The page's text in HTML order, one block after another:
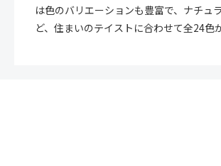
は色のバリエーションも豊富で、ナチュ
ど、住まいのテイストに合わせて全24色